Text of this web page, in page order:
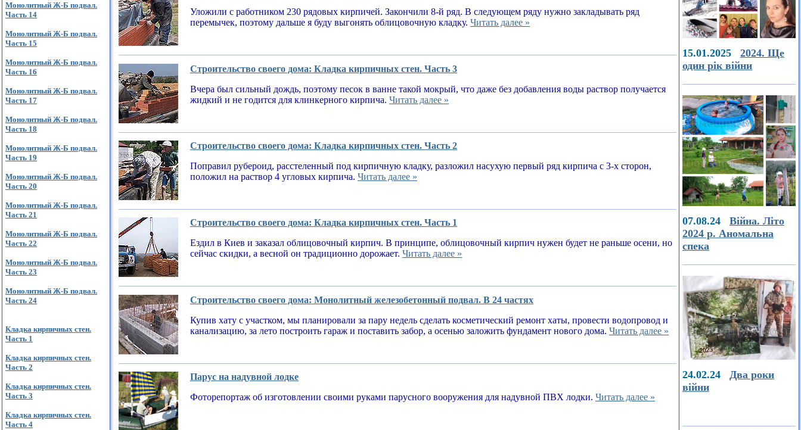
Монолитный Ж-Б подвал.
Часть 14
Монолитный Ж-Б подвал.
Часть 15
Монолитный Ж-Б подвал.
Часть 16
Монолитный Ж-Б подвал.
Часть 17
Монолитный Ж-Б подвал.
Часть 18
Монолитный Ж-Б подвал.
Часть 19
Монолитный Ж-Б подвал.
Часть 20
Монолитный Ж-Б подвал.
Часть 21
Монолитный Ж-Б подвал.
Часть 22
Монолитный Ж-Б подвал.
Часть 23
Монолитный Ж-Б подвал.
Часть 24
Кладка кирпичных стен.
Часть 1
Кладка кирпичных стен.
Часть 2
Кладка кирпичных стен.
Часть 3
Кладка кирпичных стен.
Часть 4
Уложили с работником 230 рядовых кирпичей. Закончили 8-й ряд. В следующем ряду нужно закладывать ряд
перемычек, поэтому дальше я буду выгонять облицовочную кладку. Читать далее »
Строительство своего дома: Кладка кирпичных стен. Часть 3
Вчера был сильный дождь, поэтому песок в ванне такой мокрый, что даже без добавления воды раствор получается
жидкий и не годится для клинкерного кирпича. Читать далее »
Строительство своего дома: Кладка кирпичных стен. Часть 2
Поправил рубероид, расстеленный под кирпичную кладку, разложил насухую первый ряд кирпича с 3-х сторон,
положил на раствор 4 угловых кирпича. Читать далее »
Строительство своего дома: Кладка кирпичных стен. Часть 1
Ездил в Киев и заказал облицовочный кирпич. В принципе, облицовочный кирпич нужен будет не раньше осени, но
сейчас скидки, а весной он традиционно дорожает. Читать далее »
Строительство своего дома: Монолитный железобетонный подвал. В 24 частях
Купив хату с участком, мы планировали за пару недель сделать косметический ремонт хаты, провести водопровод и
канализацию, за лето построить гараж и поставить забор, а осенью заложить фундамент нового дома. Читать далее »
Парус на надувной лодке
Фоторепортаж об изготовлении своими руками парусного вооружения для надувной ПВХ лодки. Читать далее »
15.01.2025 2024. Ще
один рік війни
07.08.24 Війна. Літо
2024 р. Аномальна
спека
24.02.24 Два роки
війни